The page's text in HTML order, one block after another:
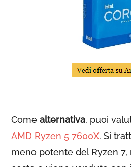
Comealternativa, puoi
AMD Ryzen 5 7600X. Si
meno potente del Ryzen 7,